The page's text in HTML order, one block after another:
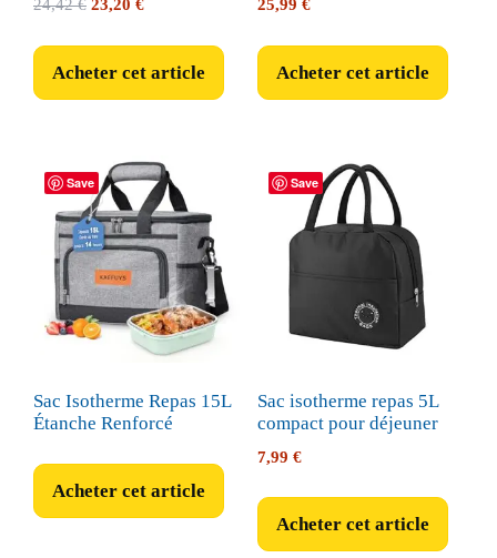
24,42€ Le
était :
24,42 €.
23,20 €Le
est :
23,20 €.
Acheter cet article
25,99 €
Acheter cet article
Save
Sac Isotherme Repas 15L
Étanche Renforcé
Acheter cet article
Save
Sac isotherme repas 5L
compact pour déjeuner
7,99 €
Acheter cet article